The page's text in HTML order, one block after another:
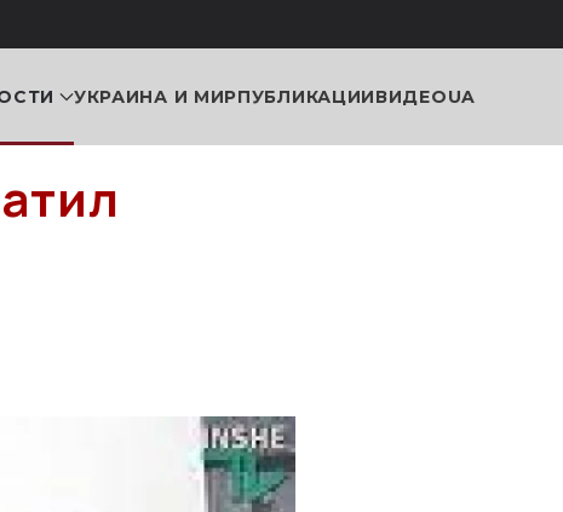
УКРАИНА И МИРПУБЛИКАЦИИВИДЕОUA